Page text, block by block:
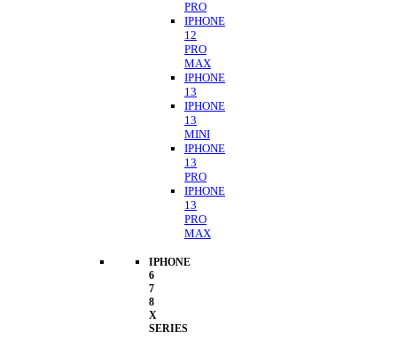
PRO
IPHONE
12
PRO
MAX
IPHONE
13
IPHONE
13
MINI
IPHONE
13
PRO
IPHONE
13
PRO
MAX
IPHONE
6
7
8
X
SERIES